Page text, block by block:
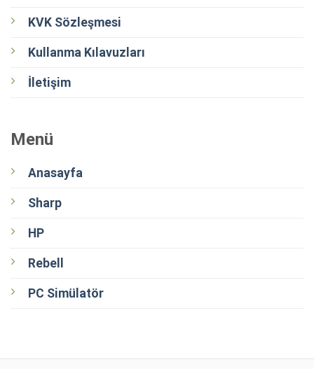
KVK Sözleşmesi
Kullanma Kılavuzları
İletişim
Menü
Anasayfa
Sharp
HP
Rebell
PC Simülatör